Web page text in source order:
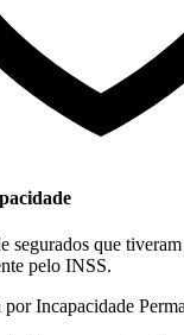
segurados que
pelo INSS.
Incapacidade